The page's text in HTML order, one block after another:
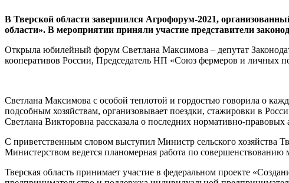
В Тверской области завершился Агрофорум-2021,
области». В мероприятии приняли участие представители
Открыла юбилейный форум Светлана Максимова – депутат
кооперативов России, Председатель НП «Союз фермеров и личных
Светлана Максимова с особой теплотой и гордостью говорила о
подсобным хозяйствам, организовывает поездки, стажировки в
Светлана Викторовна рассказала о последних нормативно-
С приветственным словом выступил Министр сельского хозяйства
Министерством ведется планомерная работа по
Тверская область принимает участие в федеральном проекте